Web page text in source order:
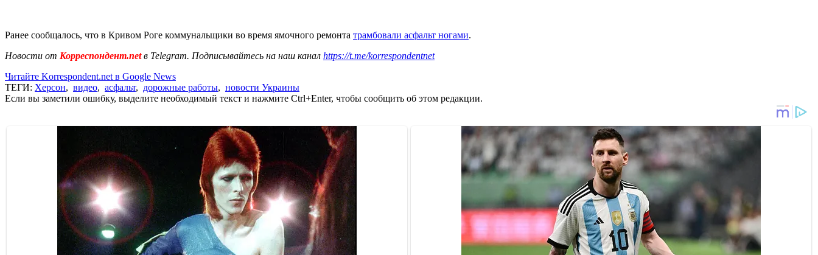
Ранее сообщалось, что в Кривом Роге коммунальщики во время ямочного ремонта трамбовали асфальт ногами.
Новости от Корреспондент.netв Telegram. Подписывайтесь на наш канал https://t.me/korrespondentnet
Читайте Korrespondent.net в Google News
ТЕГИ: Херсон, видео, асфальт, дорожные работы, новости Украины
Если вы заметили ошибку, выделите необходимый текст и нажмите Ctrl+Enter, чтобы сообщить об этом редакции.